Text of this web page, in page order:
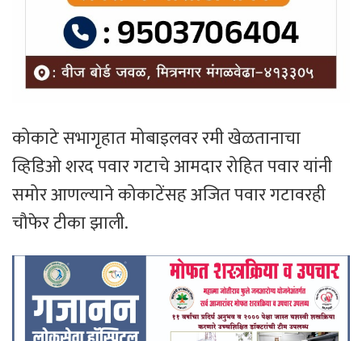
कोकाटे सभागृहात मोबाइलवर रमी खेळतानाचा
व्हिडिओ शरद पवार गटाचे आमदार रोहित पवार यांनी
समोर आणल्याने कोकाटेंसह अजित पवार गटावरही
चौफेर टीका झाली.